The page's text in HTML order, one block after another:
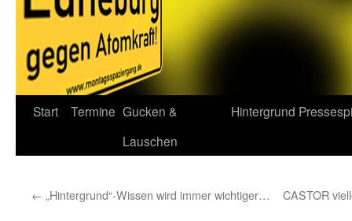
Start Termine Gucken &
Lauschen
Hintergrund
← „Hintergrund“-Wissen wird immer wichtiger… CASTOR